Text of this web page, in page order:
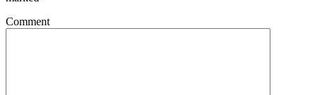
Comment